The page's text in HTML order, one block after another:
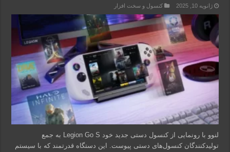
ژانویه 10, 2025 کنسول و سخت افزار
لنوو با رونمایی از کنسول دستی جدید خود Legion Go S به جمع
تولیدکنندگان کنسول‌های دستی پیوست. این دستگاه قدرتمند که با سیستم